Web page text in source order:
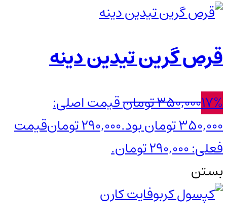
قرص گرین تیدین دینه
17%
350,000تومانقیمت اصلی:
350,000 تومان بود.
290,000تومانقیمت
فعلی: 290,000 تومان.
بستن